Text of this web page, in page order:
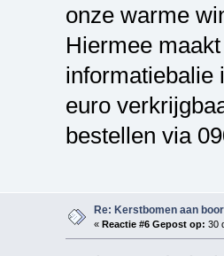
onze warme
Hiermee
informatiebalie
euro
bestellen via
Re: Kerstbomen aan
« Reactie #6 Gepost op: 30